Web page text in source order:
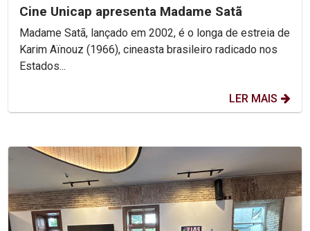
Cine Unicap apresenta Madame Satã
Madame Satã, lançado em 2002, é o longa de estreia de
Karim Aïnouz (1966), cineasta brasileiro radicado nos
Estados...
LER MAIS